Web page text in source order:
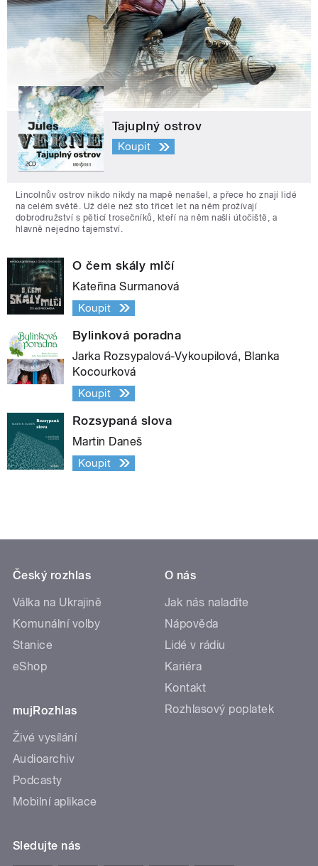
Tajuplný ostrov
Koupit
Lincolnův ostrov nikdo nikdy na mapě nenašel, a přece ho znají lidé
na celém světě. Už déle než sto třicet let na něm prožívají
dobrodružství s pěticí trosečníků, kteří na něm našli útočiště, a
hlavně nejedno tajemství.
O čem skály mlčí
Kateřina Surmanová
Koupit
Bylinková poradna
Jarka Rozsypalová-Vykoupilová, Blanka
Kocourková
Koupit
Rozsypaná slova
Martin Daneš
Koupit
Český rozhlas
Válka na Ukrajině
Komunální volby
Stanice
eShop
mujRozhlas
Živé vysílání
Audioarchiv
Podcasty
Mobilní aplikace
O nás
Jak nás naladíte
Nápověda
Lidé v rádiu
Kariéra
Kontakt
Rozhlasový poplatek
Sledujte nás